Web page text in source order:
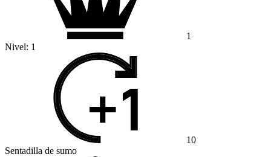
1
Nivel: 1
10
Sentadilla de sumo